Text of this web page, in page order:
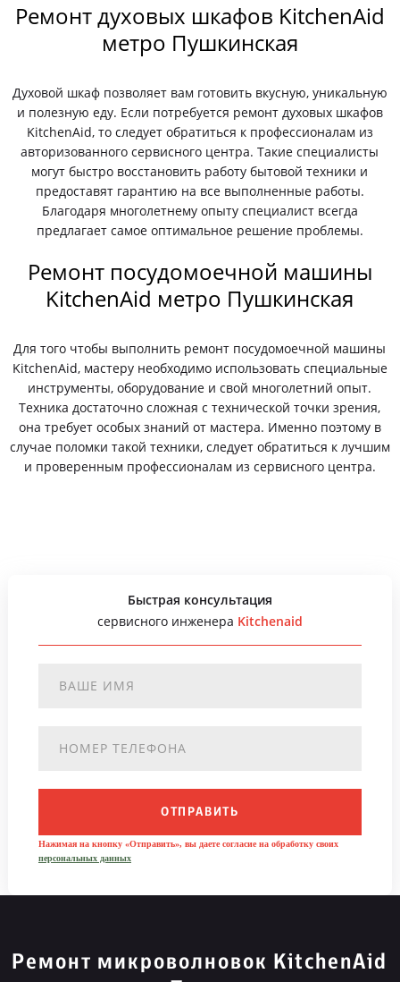
Ремонт духовых шкафов KitchenAid
метро Пушкинская
Духовой шкаф позволяет вам готовить вкусную, уникальную
и полезную еду. Если потребуется ремонт духовых шкафов
KitchenAid, то следует обратиться к профессионалам из
авторизованного сервисного центра. Такие специалисты
могут быстро восстановить работу бытовой техники и
предоставят гарантию на все выполненные работы.
Благодаря многолетнему опыту специалист всегда
предлагает самое оптимальное решение проблемы.
Ремонт посудомоечной машины
KitchenAid метро Пушкинская
Для того чтобы выполнить ремонт посудомоечной машины
KitchenAid, мастеру необходимо использовать специальные
инструменты, оборудование и свой многолетний опыт.
Техника достаточно сложная с технической точки зрения,
она требует особых знаний от мастера. Именно поэтому в
случае поломки такой техники, следует обратиться к лучшим
и проверенным профессионалам из сервисного центра.
Быстрая консультация
сервисного инженера Kitchenaid
ОТПРАВИТЬ
Нажимая на кнопку «Отправить», вы даете согласие на обработку своих
персональных данных
Ремонт микроволновок KitchenAid